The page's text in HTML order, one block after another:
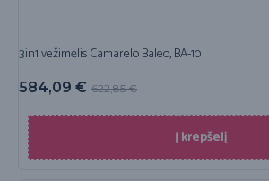
3in1 vežimėlis Camarelo Baleo, BA-10
622,85€
584,09 €
Į krepšelį